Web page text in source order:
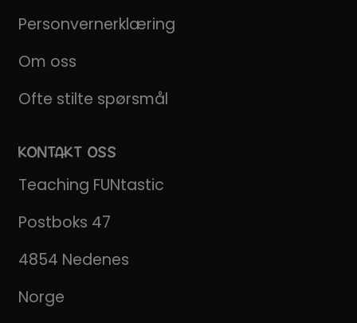
Personvernerklæring
Om oss
Ofte stilte spørsmål
KONTAKT OSS
Teaching FUNtastic
Postboks 47
4854 Nedenes
Norge